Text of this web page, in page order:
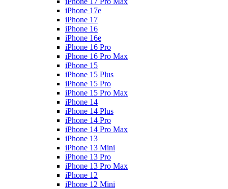
iPhone 17e
iPhone 17
iPhone 16
iPhone 16e
iPhone 16 Pro
iPhone 16 Pro Max
iPhone 15
iPhone 15 Plus
iPhone 15 Pro
iPhone 15 Pro Max
iPhone 14
iPhone 14 Plus
iPhone 14 Pro
iPhone 14 Pro Max
iPhone 13
iPhone 13 Mini
iPhone 13 Pro
iPhone 13 Pro Max
iPhone 12
iPhone 12 Mini